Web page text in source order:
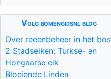
Volg bomengidsnl blog
Over reeenbeheer in het bos
2 Stadseiken: Turkse- en
Hongaarse eik
Bloeiende Linden